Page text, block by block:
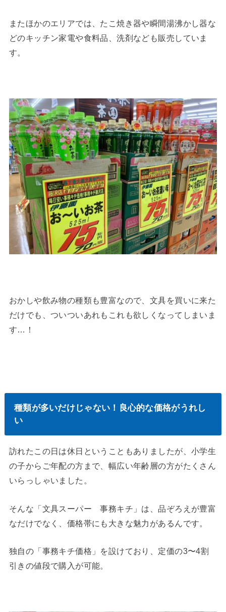
またほかのエリアでは、たこ焼き器や瞬間湯沸かし器な
どのキッチン家電や食料品、洗剤なども販売していま
す。
おかしや飲み物の種類も豊富なので、文具を買いに来た
だけでも、ついついあれもこれも欲しくなってしまいま
す…！
種類が多いだけじゃない！良心的な価格がうれし
い
訪れたこの日は休日ということもありましたが、小学生
の子からご年配の方まで、幅広い年齢層の方がたくさん
いらっしゃいました。
そんな「文具スーパー 事務キチ」は、品ぞろえが豊富
なだけでなく、価格帯にも大きな魅力があるんです。
独自の「事務キチ価格」を設けており、定価の3〜4割
引きの値段で購入が可能。